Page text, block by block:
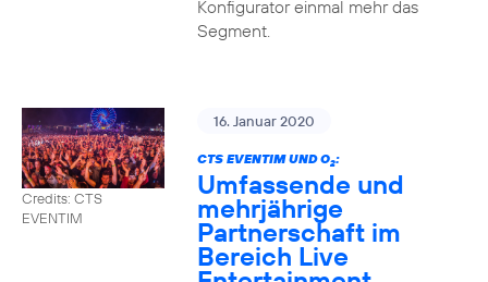
Konfigurator einmal mehr das
Segment.
Credits: CTS
EVENTIM
16. Januar 2020
CTS EVENTIM UND O2:
Umfassende und
mehrjährige
Partnerschaft im
Bereich Live